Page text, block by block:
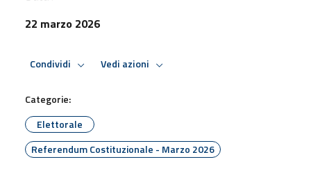
22 marzo 2026
Condividi Vedi azioni
Categorie:
Elettorale
Referendum Costituzionale - Marzo 2026